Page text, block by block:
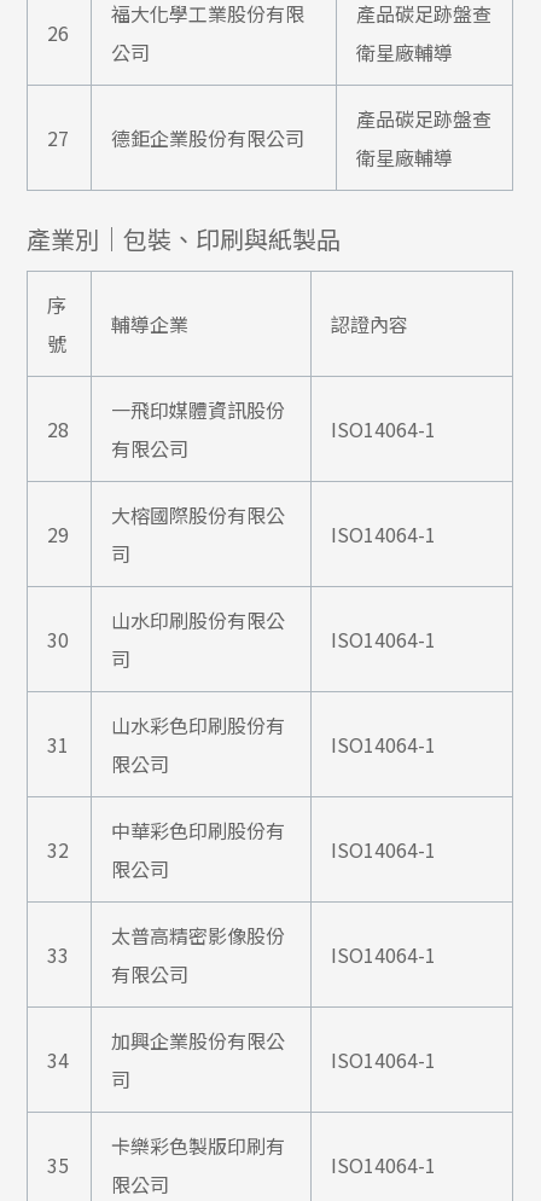
26
福大化學工業股份有限
公司
產品碳足跡盤查
衛星廠輔導
27 德鉅企業股份有限公司
產品碳足跡盤查
衛星廠輔導
產業別｜包裝、印刷與紙製品
序
號
輔導企業 認證內容
28
一飛印媒體資訊股份
有限公司
ISO14064-1
29
大榕國際股份有限公
司
ISO14064-1
30
山水印刷股份有限公
司
ISO14064-1
31
山水彩色印刷股份有
限公司
ISO14064-1
32
中華彩色印刷股份有
限公司
ISO14064-1
33
太普高精密影像股份
有限公司
ISO14064-1
34
加興企業股份有限公
司
ISO14064-1
35
卡樂彩色製版印刷有
限公司
ISO14064-1